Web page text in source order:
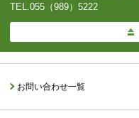
TEL. 055（989）5222
お問い合わせ一覧